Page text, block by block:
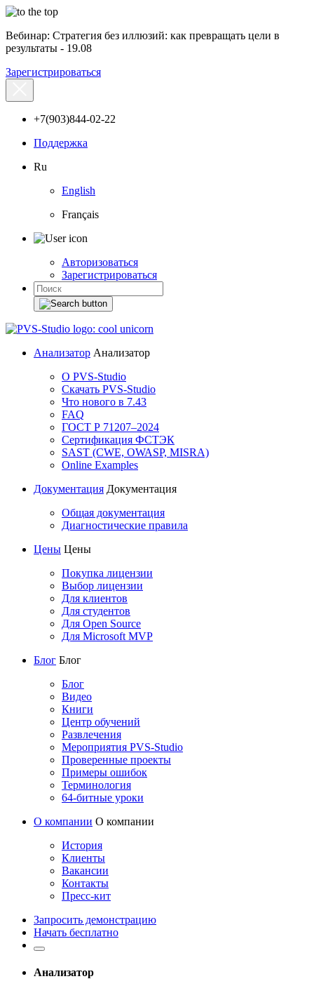
Вебинар: Стратегия без иллюзий: как превращать цели в
результаты - 19.08
Зарегистрироваться
+7(903)844-02-22
Поддержка
Ru
English
Français
Авторизоваться
Зарегистрироваться
Анализатор Анализатор
О PVS-Studio
Скачать PVS-Studio
Что нового в 7.43
FAQ
ГОСТ Р 71207–2024
Сертификация ФСТЭК
SAST (CWE, OWASP, MISRA)
Online Examples
Документация Документация
Общая документация
Диагностические правила
Цены Цены
Покупка лицензии
Выбор лицензии
Для клиентов
Для студентов
Для Open Source
Для Microsoft MVP
Блог Блог
Блог
Видео
Книги
Центр обучений
Развлечения
Мероприятия PVS-Studio
Проверенные проекты
Примеры ошибок
Терминология
64-битные уроки
О компании О компании
История
Клиенты
Вакансии
Контакты
Пресс-кит
Запросить демонстрацию
Начать бесплатно
Анализатор